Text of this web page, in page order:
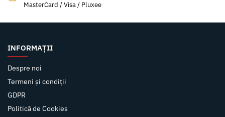
MasterCard / Visa / Pluxee
INFORMAȚII
Despre noi
Termeni și condiții
GDPR
Politică de Cookies